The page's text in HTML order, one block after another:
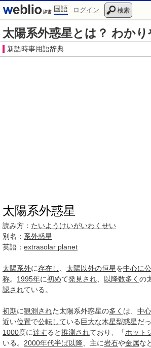
国語 ログイン 検索
太陽系外惑星とは？ わか
新語時事用語辞典
太陽系外惑星
読み方： たいようけいがいわくせい
別名： 系外惑星
英語： extrasolar planet
太陽系外に存在し 太陽以外の恒星を中心に
称。 1995年に初めて発見され 以降数多く の
認されている。
初期に観測された太陽系外惑星の多く は、 中
近い位置で公転している巨大な木星型惑星だ
1000度に達すると推測されており、「ホット
いる。 2000年代半ば以降 、主に岩石や金属な